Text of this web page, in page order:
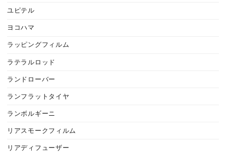
ユピテル
ヨコハマ
ラッピングフィルム
ラテラルロッド
ランドローバー
ランフラットタイヤ
ランボルギーニ
リアスモークフィルム
リアディフューザー